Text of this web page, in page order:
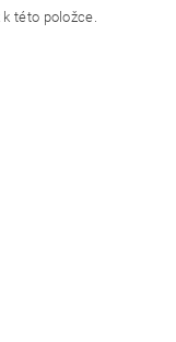
této položce.